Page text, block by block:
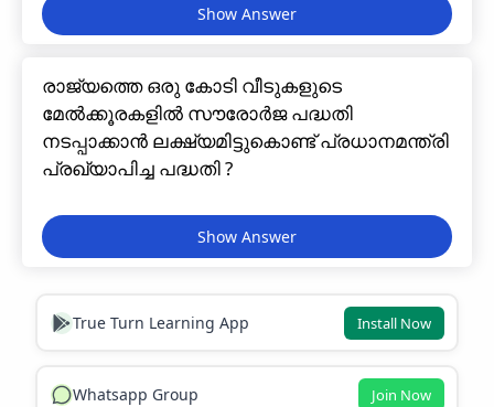
രാജ്യത്തെ ഒരു കോടി വീടുകളുടെ
മേൽക്കൂരകളിൽ സൗരോർജ പദ്ധതി
നടപ്പാക്കാൻ ലക്ഷ്യമിട്ടുകൊണ്ട് പ്രധാനമന്ത്രി
പ്രഖ്യാപിച്ച പദ്ധതി ?
True Turn Learning App Install Now
Whatsapp Group Join Now